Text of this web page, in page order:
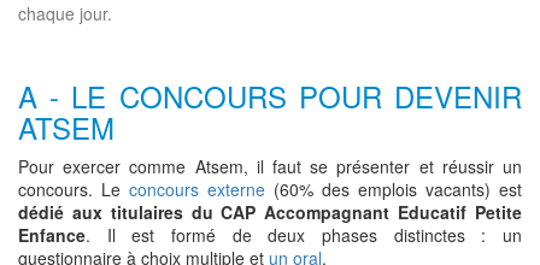
chaque jour.
A - LE CONCOURS POUR DEVENIR
ATSEM
Pour exercer comme Atsem, il faut se présenter et réussir un
concours. Le concours externe (60% des emplois vacants) est
dédié aux titulaires du CAP Accompagnant Educatif Petite
Enfance. Il est formé de deux phases distinctes : un
questionnaire à choix multiple et un oral.